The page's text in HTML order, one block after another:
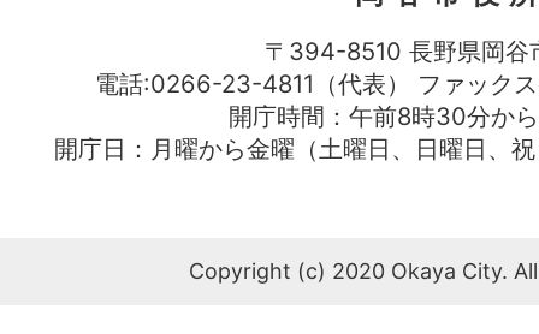
〒394-8510 長野県岡谷
電話:0266-23-4811（代表） ファッ
開庁時間：午前8時30分か
開庁日：月曜から金曜（土曜日、日曜日、
Copyright (c) 2020 Okaya City.